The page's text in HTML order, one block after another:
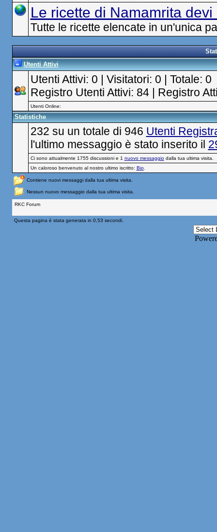
Le ricette di Namamrita devi
Tutte le ricette elencate in un'unica
Utenti Attivi
Utenti Attivi: 0 | Visitatori: 0 | Totale: 0
Registro Utenti Attivi: 84 | Registro
Utenti Online:
Statistiche
232 su un totale di 946 Utenti
l'ultimo messaggio è stato inserito il
Ci sono attualmente 1755 discussioni e 1 nuovo messaggiodalla tua ultima visita.
Un caloroso benvenuto al nostro ultimo iscritto: Bio.
Contiene nuovi messaggi dalla tua ultima visita.
Nessun nuovo messaggio dalla tua ultima visita.
RKC Forum
Questa pagina è stata generata in 0,53 secondi.